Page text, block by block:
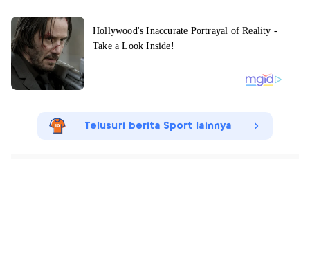
Telusuri berita Sport lainnya